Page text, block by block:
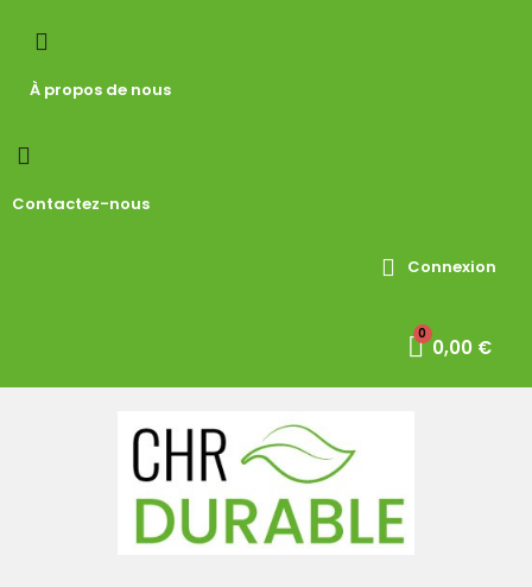
À propos de nous
Contactez-nous
Connexion
0,00 €